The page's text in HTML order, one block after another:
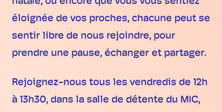
éloignée de vos proches, chacune peut se
sentir libre de nous rejoindre, pour
prendre une pause, échanger et partager.
Rejoignez-nous tous les vendredis de 12h
à 13h30, dans la salle de détente du MIC,